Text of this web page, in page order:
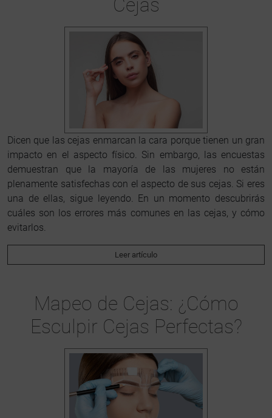
Cejas
Dicen que las cejas enmarcan la cara porque tienen un gran
impacto en el aspecto físico. Sin embargo, las encuestas
demuestran que la mayoría de las mujeres no están
plenamente satisfechas con el aspecto de sus cejas. Si eres
una de ellas, sigue leyendo. En un momento descubrirás
cuáles son los errores más comunes en las cejas, y cómo
evitarlos.
Leer artículo
Mapeo de Cejas: ¿Cómo
Esculpir Cejas Perfectas?